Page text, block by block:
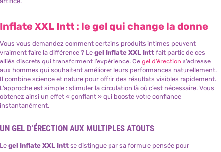
Inflate XXL Intt : le gel qui change la donne
Vous vous demandez comment certains produits intimes peuvent
vraiment faire la différence ? Le gel Inflate XXL Intt fait partie de ces
alliés discrets qui transforment l’expérience. Ce gel d’érection s’adresse
aux hommes qui souhaitent améliorer leurs performances naturellement.
Il combine science et nature pour offrir des résultats visibles rapidement.
L’approche est simple : stimuler la circulation là où c’est nécessaire. Vous
obtenez ainsi un effet « gonflant » qui booste votre confiance
instantanément.
UN GEL D’ÉRECTION AUX MULTIPLES ATOUTS
Le gel Inflate XXL Intt se distingue par sa formule pensée pour